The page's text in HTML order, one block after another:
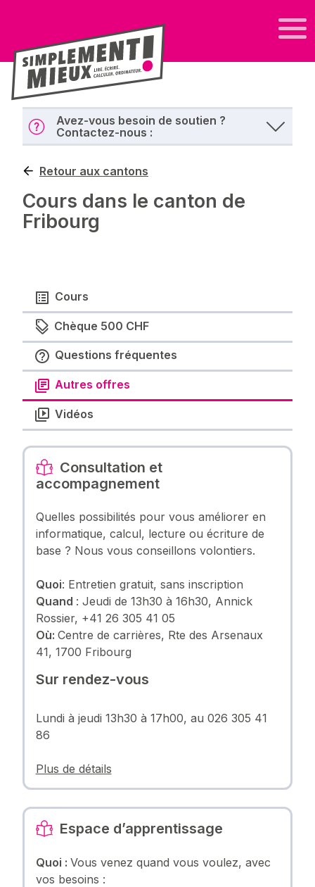
Avez-vous besoin de soutien ?
Contactez-nous :
Retour aux cantons
Cours dans le canton de
Fribourg
Cours
Chèque 500 CHF
Questions fréquentes
Autres offres
Vidéos
Consultation et
accompagnement
Quelles possibilités pour vous améliorer en
informatique, calcul, lecture ou écriture de
base ? Nous vous conseillons volontiers.
Quoi: Entretien gratuit, sans inscription
Quand : Jeudi de 13h30 à 16h30, Annick
Rossier, +41 26 305 41 05
Où: Centre de carrières, Rte des Arsenaux
41, 1700 Fribourg
Sur rendez-vous
Lundi à jeudi 13h30 à 17h00, au 026 305 41
86
Plus de détails
Espace d’apprentissage
Quoi : Vous venez quand vous voulez, avec
vos besoins :